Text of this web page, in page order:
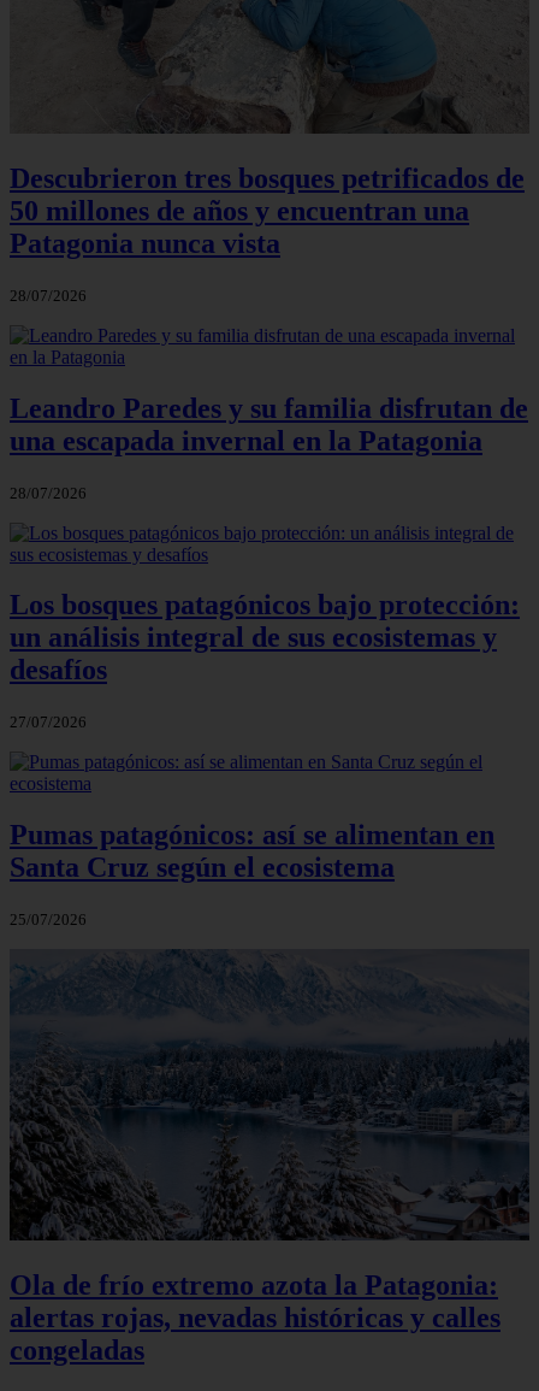
Descubrieron tres bosques petrificados de
50 millones de años y encuentran una
Patagonia nunca vista
28/07/2026
Leandro Paredes y su familia disfrutan de
una escapada invernal en la Patagonia
28/07/2026
Los bosques patagónicos bajo protección:
un análisis integral de sus ecosistemas y
desafíos
27/07/2026
Pumas patagónicos: así se alimentan en
Santa Cruz según el ecosistema
25/07/2026
Ola de frío extremo azota la Patagonia:
alertas rojas, nevadas históricas y calles
congeladas